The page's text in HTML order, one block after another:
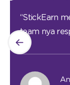
“StickEarn
team nya